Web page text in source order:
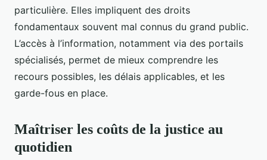
particulière. Elles impliquent des droits
fondamentaux souvent mal connus du grand public.
L’accès à l’information, notamment via des portails
spécialisés, permet de mieux comprendre les
recours possibles, les délais applicables, et les
garde-fous en place.
Maîtriser les coûts de la justice au
quotidien